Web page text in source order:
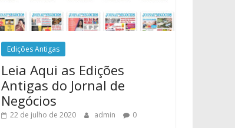
Edições Antigas
Leia Aqui as Edições
Antigas do Jornal de
Negócios
22 de julho de 2020 admin 0